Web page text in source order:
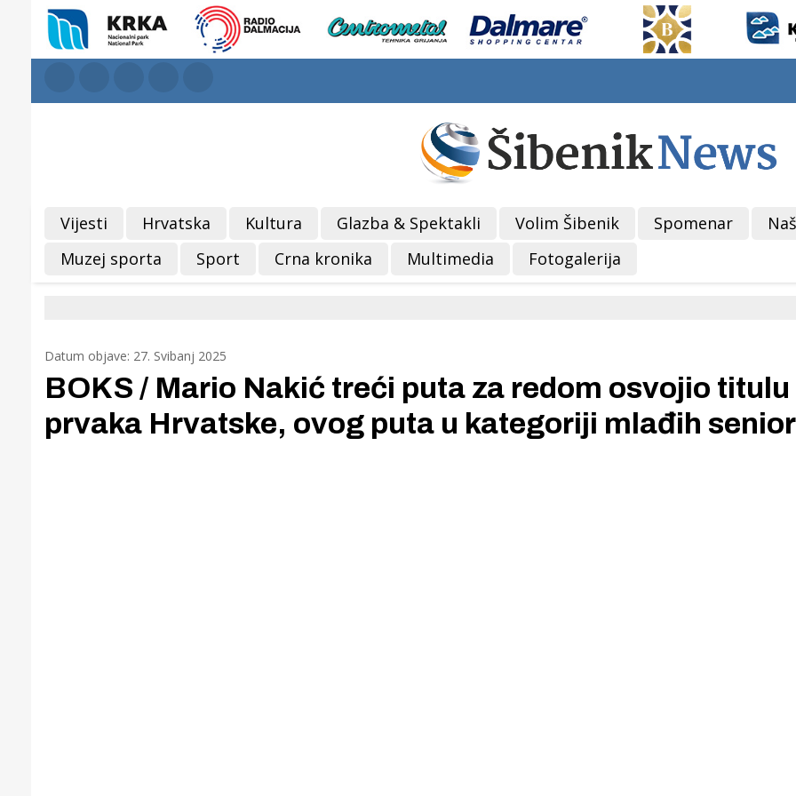
Vijesti Hrvatska Kultura Glazba & Spektakli Volim Šibenik Spomenar
Muzej sporta
Sport Crna kronika Multimedia Fotogalerija
Datum objave: 27. Svibanj 2025
BOKS / Mario Nakić treći puta za redom osvojio titulu
prvaka Hrvatske, ovog puta u kategoriji mlađih